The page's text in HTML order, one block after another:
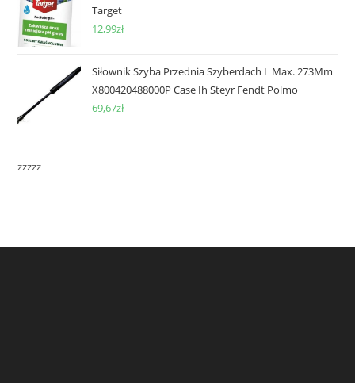
Target
12,99zł
Siłownik Szyba Przednia Szyberdach L Max. 273Mm
X800420488000P Case Ih Steyr Fendt Polmo
69,67zł
zzzzz